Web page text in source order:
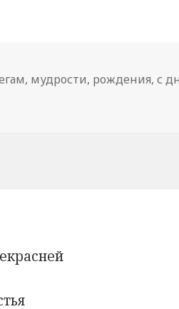
, мудрости, рождения,с